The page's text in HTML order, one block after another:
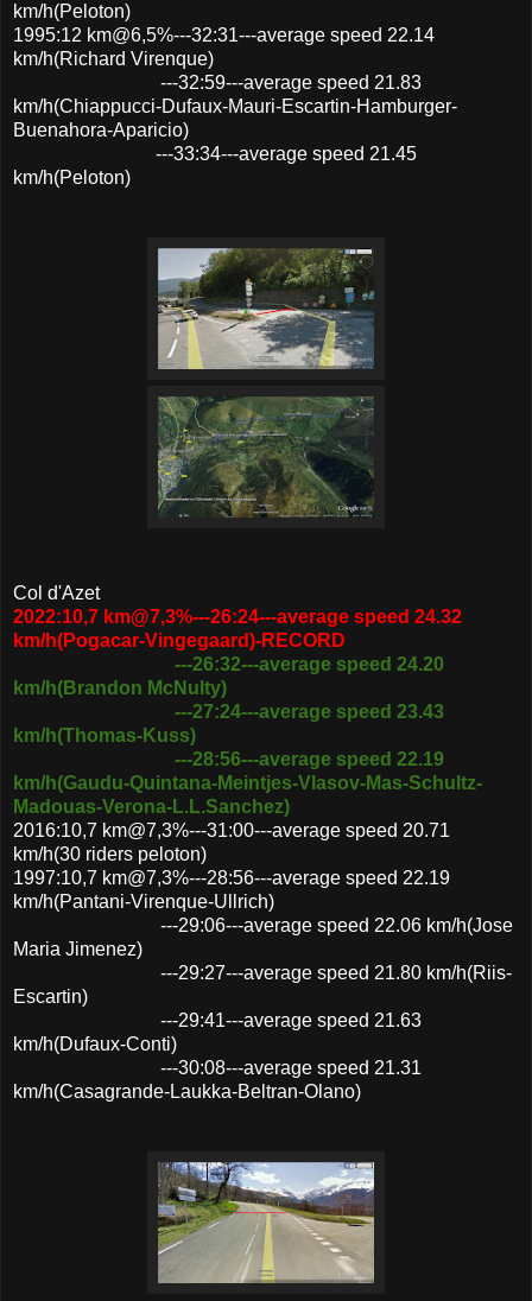
km/h(Peloton)
1995:12 km@6,5%---32:31---average speed 22.14
km/h(Richard Virenque)
---32:59---average speed 21.83
km/h(Chiappucci-Dufaux-Mauri-Escartin-Hamburger-
Buenahora-Aparicio)
---33:34---average speed 21.45
km/h(Peloton)
Col d'Azet
2022:10,7 km@7,3%---26:24---average speed 24.32
km/h(Pogacar-Vingegaard)-RECORD
---26:32---average speed 24.20
km/h(Brandon McNulty)
---27:24---average speed 23.43
km/h(Thomas-Kuss)
---28:56---average speed 22.19
km/h(Gaudu-Quintana-Meintjes-Vlasov-Mas-Schultz-
Madouas-Verona-L.L.Sanchez)
2016:10,7 km@7,3%---31:00---average speed 20.71
km/h(30 riders peloton)
1997:10,7 km@7,3%---28:56---average speed 22.19
km/h(Pantani-Virenque-Ullrich)
---29:06---average speed 22.06 km/h(Jose
Maria Jimenez)
---29:27---average speed 21.80 km/h(Riis-
Escartin)
---29:41---average speed 21.63
km/h(Dufaux-Conti)
---30:08---average speed 21.31
km/h(Casagrande-Laukka-Beltran-Olano)